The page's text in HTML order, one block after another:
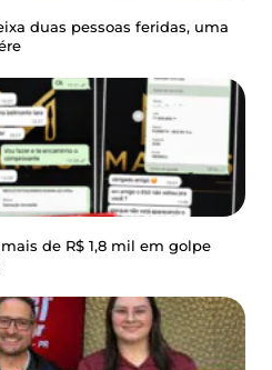
duas pessoas feridas, uma
de R$ 1,8 mil em golpe